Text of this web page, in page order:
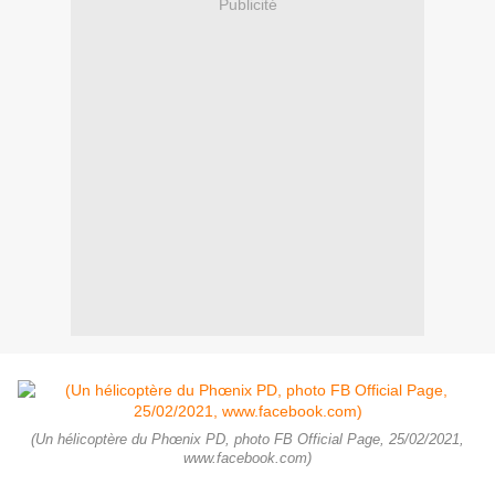
Publicité
(Un hélicoptère du Phœnix PD, photo FB Official Page, 25/02/2021,
www.facebook.com)